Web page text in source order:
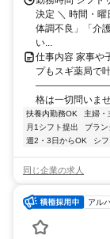
決定 ＼ 時間・
体調不良」「介
い...
仕事内容 家事や
プもスギ薬局で
格は一切問いま
扶養内勤務OK 主婦・
月1シフト提出
ブラン
週2・3日からOK
シ
同じ企業の求人
アル